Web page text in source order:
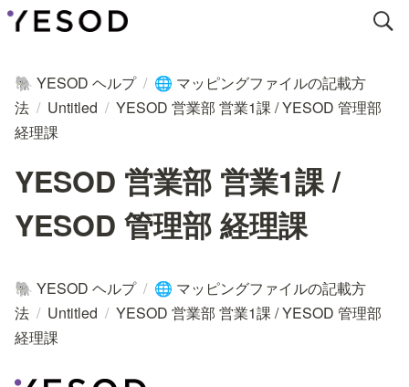
🐘 YESOD ヘルプ / 🌐 マッピングファイルの記載方
法 / Untitled / YESOD 営業部 営業1課 / YESOD 管理部
経理課
YESOD 営業部 営業1課 /
YESOD 管理部 経理課
🐘 YESOD ヘルプ / 🌐 マッピングファイルの記載方
法 / Untitled / YESOD 営業部 営業1課 / YESOD 管理部
経理課